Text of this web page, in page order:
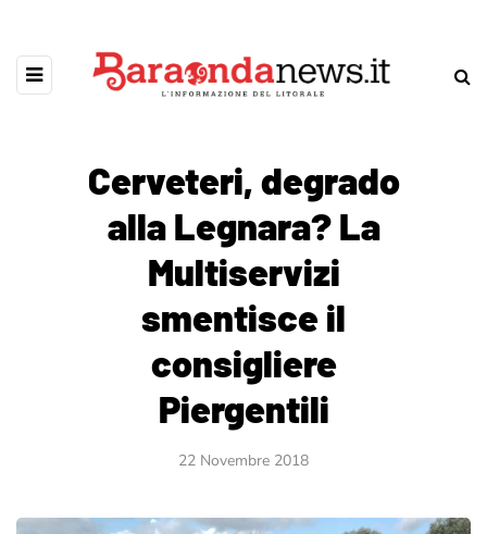
Cerveteri, degrado
alla Legnara? La
Multiservizi
smentisce il
consigliere
Piergentili
22 Novembre 2018